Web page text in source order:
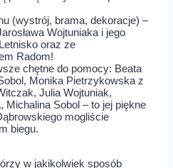
(wystrój, brama, dekoracje) –
Wojtuniaka i jego
oraz ze
Radom!
chętne do pomocy: Beata
Monika Pietrzykowska z
Julia Wojtuniak,
Michalina Sobol – to jej piękne
mogliście
biegu.
w jakikolwiek sposób